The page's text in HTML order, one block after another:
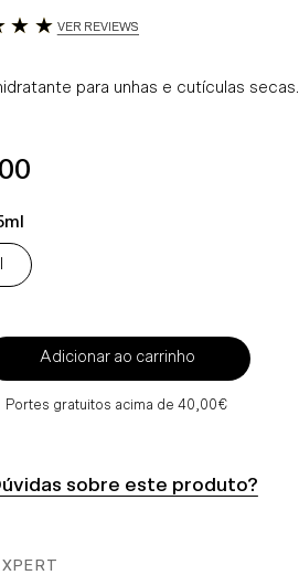
VER REVIEWS
para unhas e cutículas secas.
Adicionar ao carrinho
Portes gratuitos acima de 40,00€
sobre este produto?